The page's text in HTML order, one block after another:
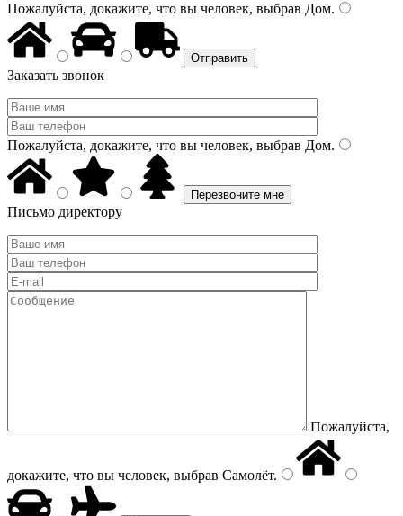
Пожалуйста, докажите, что вы человек, выбрав Дом.
Заказать звонок
Пожалуйста, докажите, что вы человек, выбрав Дом.
Письмо директору
Пожалуйста,
докажите, что вы человек, выбрав Самолёт.